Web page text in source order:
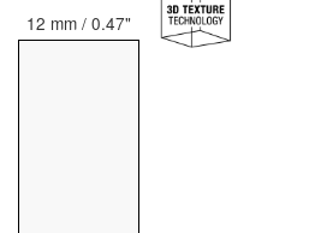
12 mm / 0.47"